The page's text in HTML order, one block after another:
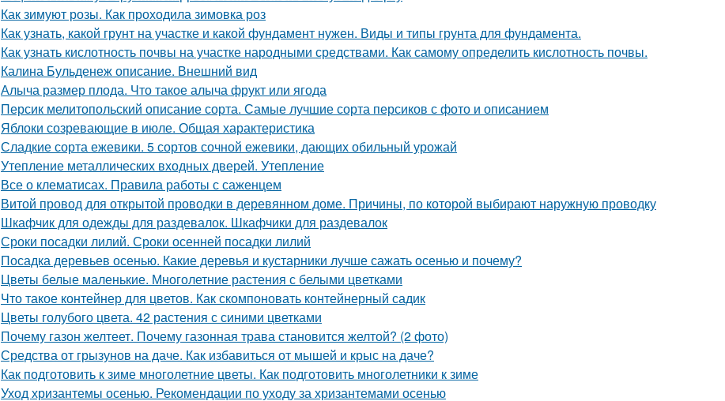
Как зимуют розы. Как проходила зимовка роз
Как узнать, какой грунт на участке и какой фундамент нужен. Виды и типы грунта для фундамента.
Как узнать кислотность почвы на участке народными средствами. Как самому определить кислотность почвы.
Калина Бульденеж описание. Внешний вид
Алыча размер плода. Что такое алыча фрукт или ягода
Персик мелитопольский описание сорта. Самые лучшие сорта персиков с фото и описанием
Яблоки созревающие в июле. Общая характеристика
Сладкие сорта ежевики. 5 сортов сочной ежевики, дающих обильный урожай
Утепление металлических входных дверей. Утепление
Все о клематисах. Правила работы с саженцем
Витой провод для открытой проводки в деревянном доме. Причины, по которой выбирают наружную проводку
Шкафчик для одежды для раздевалок. Шкафчики для раздевалок
Сроки посадки лилий. Сроки осенней посадки лилий
Посадка деревьев осенью. Какие деревья и кустарники лучше сажать осенью и почему?
Цветы белые маленькие. Многолетние растения с белыми цветками
Что такое контейнер для цветов. Как скомпоновать контейнерный садик
Цветы голубого цвета. 42 растения с синими цветками
Почему газон желтеет. Почему газонная трава становится желтой? (2 фото)
Средства от грызунов на даче. Как избавиться от мышей и крыс на даче?
Как подготовить к зиме многолетние цветы. Как подготовить многолетники к зиме
Уход хризантемы осенью. Рекомендации по уходу за хризантемами осенью